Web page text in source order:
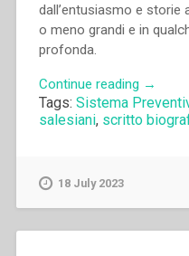
dall’entusiasmo e storie
o meno grandi e in
profonda.
Continue reading “Giorgio
–
→
Tags: Sistema
salesiani, scritto
18 July 2023